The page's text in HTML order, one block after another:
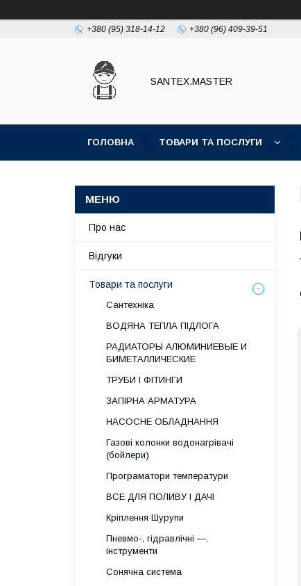
+380 (95) 318-14-12 +380 (96) 409-39-51
SANTEX.MASTER
ГОЛОВНА ТОВАРИ ТА ПОСЛУГИ
Про нас
Відгуки
Товари та послуги
Сантехніка
ВОДЯНА ТЕПЛА ПІДЛОГА
РАДИАТОРЫ АЛЮМИНИЕВЫЕ И
БИМЕТАЛЛИЧЕСКИЕ
ТРУБИ І ФІТИНГИ
ЗАПІРНА АРМАТУРА
НАСОСНЕ ОБЛАДНАННЯ
Газові колонки водонагрівачі
(бойлери)
Програматори температури
ВСЕ ДЛЯ ПОЛИВУ І ДАЧІ
Кріплення Шурупи
Пневмо-, гідравлічні —,
інструменти
Сонячна система